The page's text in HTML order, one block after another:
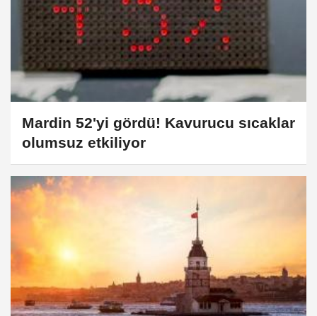
Mardin 52'yi gördü! Kavurucu sıcaklar
olumsuz etkiliyor